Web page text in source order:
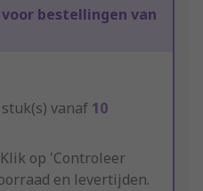
voor bestellingen van
stuk(s) vanaf 10
Klik op 'Controleer
en levertijden.